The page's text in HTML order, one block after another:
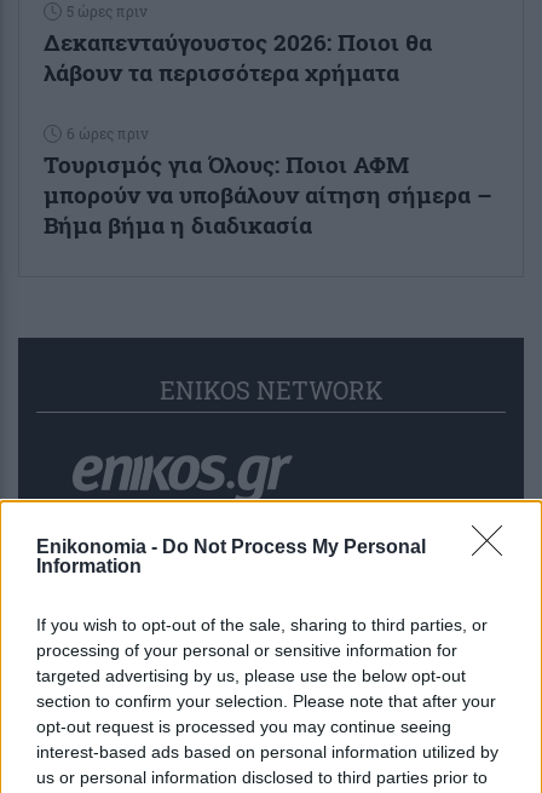
Enikonomia - Do Not Process My Personal
Information
If you wish to opt-out of the sale, sharing to third parties, or
processing of your personal or sensitive information for
targeted advertising by us, please use the below opt-out
section to confirm your selection. Please note that after your
opt-out request is processed you may continue seeing
interest-based ads based on personal information utilized by
us or personal information disclosed to third parties prior to
5 ώρες πριν
Δεκαπενταύγουστος 2026: Ποιοι θα
λάβουν τα περισσότερα χρήματα
6 ώρες πριν
Τουρισμός για Όλους: Ποιοι ΑΦΜ
μπορούν να υποβάλουν αίτηση σήμερα –
Βήμα βήμα η διαδικασία
ENIKOS NETWORK
Έρχεται οικονομική επιτυχία για 3